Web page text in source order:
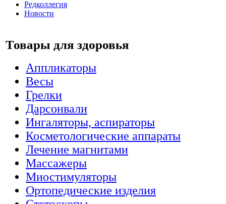
Редколлегия
Новости
Товары для здоровья
Аппликаторы
Весы
Грелки
Дарсонвали
Ингаляторы, аспираторы
Косметологические аппараты
Лечение магнитами
Массажеры
Миостимуляторы
Ортопедические изделия